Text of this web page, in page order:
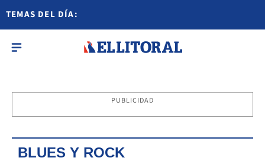
TEMAS DEL DÍA:
PUBLICIDAD
BLUES Y ROCK